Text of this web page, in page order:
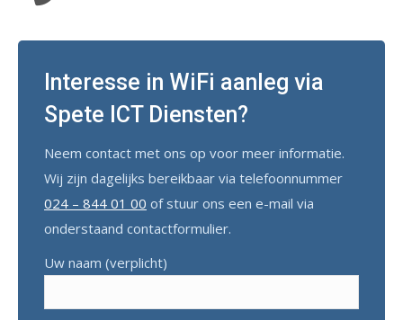
Interesse in WiFi aanleg via
Spete ICT Diensten?
Neem contact met ons op voor meer informatie.
Wij zijn dagelijks bereikbaar via telefoonnummer
024 – 844 01 00 of stuur ons een e-mail via
onderstaand contactformulier.
Uw naam (verplicht)